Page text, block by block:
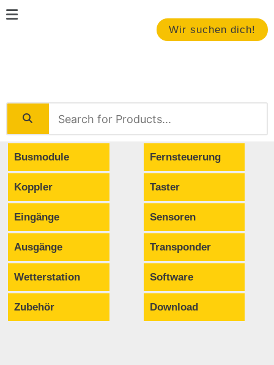
Zum
Main
Wir suchen dich!
Busmodule Fernsteuerung
Koppler Taster
Eingänge Sensoren
Ausgänge Transponder
Wetterstation Software
Zubehör Download